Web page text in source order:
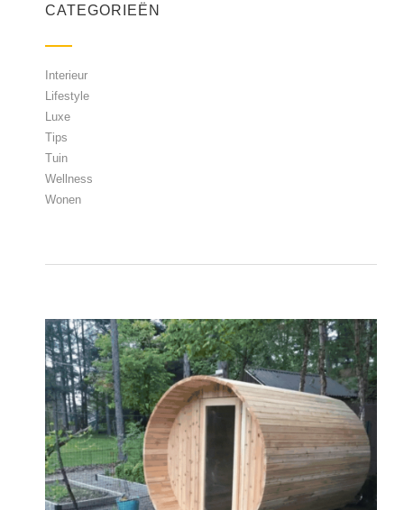
CATEGORIEËN
Interieur
Lifestyle
Luxe
Tips
Tuin
Wellness
Wonen